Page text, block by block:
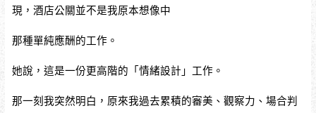
現，酒店公關並不是我原本想像中
那種單純應酬的工作。
她說，這是一份更高階的「情緒設計」工作。
那一刻我突然明白，原來我過去累積的審美、觀察力、場合判